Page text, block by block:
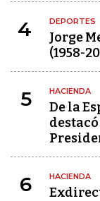
4 DEPORTES
Jorge
(1958-
5 HACIENDA
De la
6 HACIENDA